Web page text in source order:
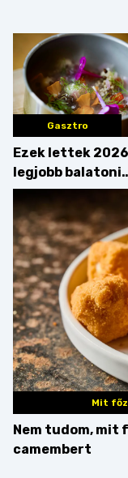
Gasztro
Ezek lettek 2026
legjobb balatoni
strandételei –
végigkóstoltuk a
győzteseket
Mit
Nem tudom, mit
camembert